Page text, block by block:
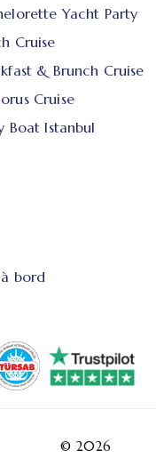
Yacht Party
Cruise
& Brunch Cruise
Cruise
Boat Istanbul
bord
© 2026